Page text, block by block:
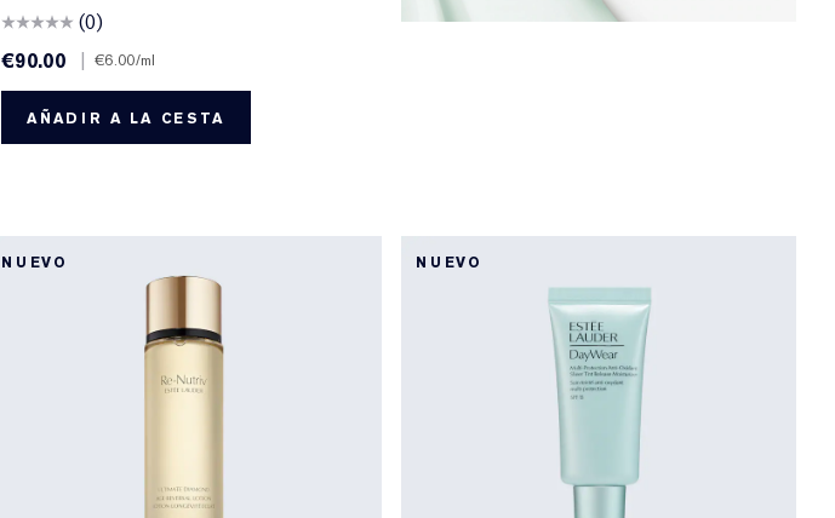
(0)
€90.00
€6.00/ml
AÑADIR A LA CESTA
NUEVO NUEVO